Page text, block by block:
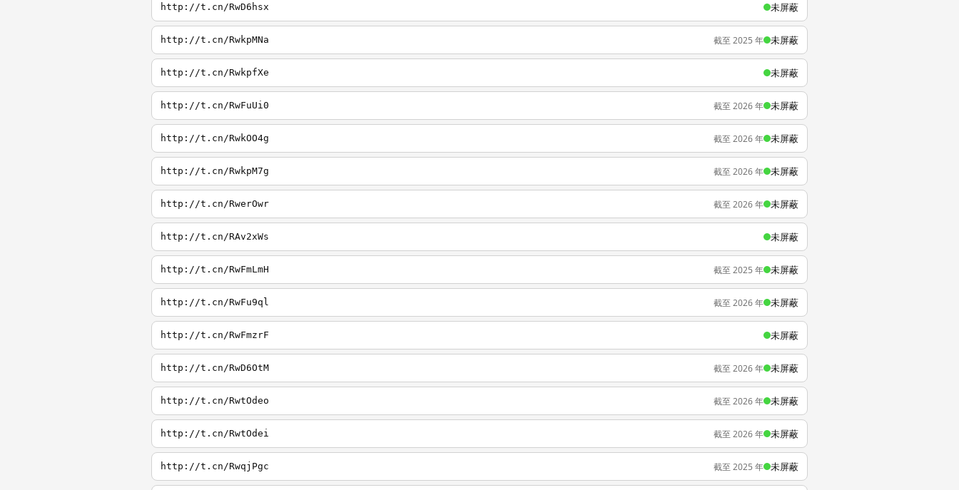
http://t.cn/RwD6hsx 未屏蔽
http://t.cn/RwkpMNa 截至 2025 年 未屏蔽
http://t.cn/RwkpfXe 未屏蔽
http://t.cn/RwFuUi0 截至 2026 年 未屏蔽
http://t.cn/RwkOO4g 截至 2026 年 未屏蔽
http://t.cn/RwkpM7g 截至 2026 年 未屏蔽
http://t.cn/RwerOwr 截至 2026 年 未屏蔽
http://t.cn/RAv2xWs 未屏蔽
http://t.cn/RwFmLmH 截至 2025 年 未屏蔽
http://t.cn/RwFu9ql 截至 2026 年 未屏蔽
http://t.cn/RwFmzrF 未屏蔽
http://t.cn/RwD6OtM 截至 2026 年 未屏蔽
http://t.cn/RwtOdeo 截至 2026 年 未屏蔽
http://t.cn/RwtOdei 截至 2026 年 未屏蔽
http://t.cn/RwqjPgc 截至 2025 年 未屏蔽